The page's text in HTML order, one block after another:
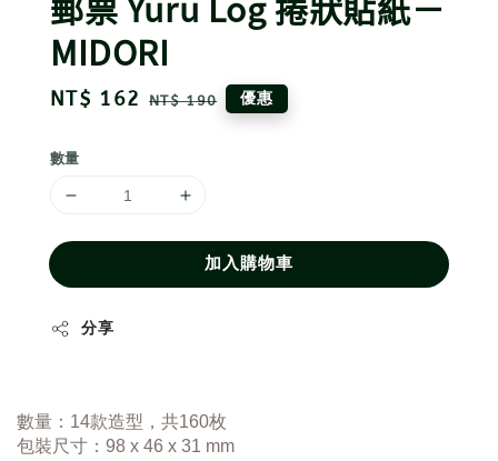
MIDORI
Sale
NT$ 162 Regular
NT$ 190 優惠
數量
加入購物車
分享
數量：14款造型，共160枚
包裝尺寸：98 x 46 x 31 mm